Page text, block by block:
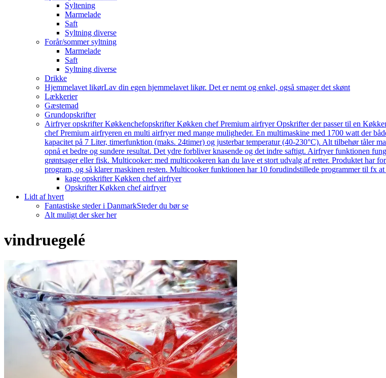
Syltening
Marmelade
Saft
Syltning diverse
Forår/sommer syltning
Marmelade
Saft
Syltning diverse
Drikke
Hjemmelavet likørLav din egen hjemmelavet likør. Det er nemt og enkel, også smager det skønt
Lækkerier
Gæstemad
Grundopskrifter
Airfryer opskrifter Køkkenchefopskrifter Køkken chef Premium airfryer Opskrifter der passer til en
chef Premium airfryeren en multi airfryer med mange muligheder. En multimaskine med 1700 watt der
kapacitet på 7 Liter, timerfunktion (maks. 24timer) og justerbar temperatur (40-230°C). Alt tilbehør tåler
opnå et bedre og sundere resultat. Det ydre forbliver knasende og det indre saftigt. Airfryer funktionen
grøntsager eller fisk. Multicooker: med multicookeren kan du lave et stort udvalg af retter. Produktet har
program, og så klarer maskinen resten. Multicooker funktionen har 10 forudindstillede programmer til fx at
kage opskrifter Køkken chef airfryer
Opskrifter Køkken chef airfryer
Lidt af hvert
Fantastiske steder i DanmarkSteder du bør se
Alt muligt der sker her
vindruegelé